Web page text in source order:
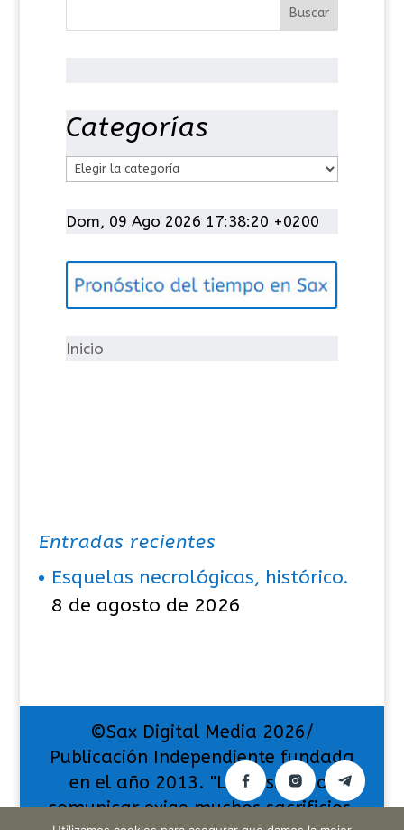
Categorías
t
g
í
Dom, 09 Ago 2026 17:38:21 +0200
Inicio
Entradas recientes
Esquelas necrológicas, histórico.
8 de agosto de 2026
©Sax Digital Media 2026/
Publicación Independiente fundada
en el año 2013. "La pasión por
comunicar exige muchos sacrificios,